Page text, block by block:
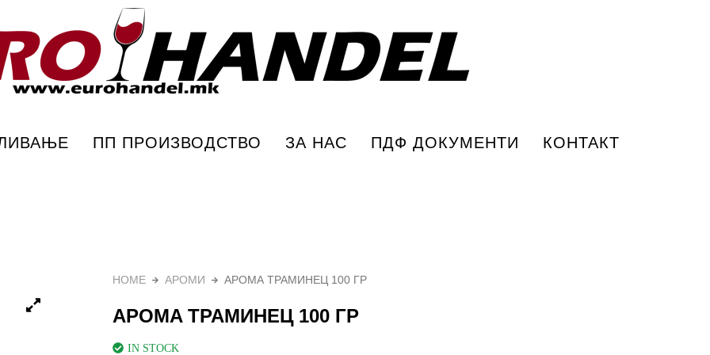
ПП ПРОИЗВОДСТВО ЗА НАС ПДФ ДОКУМЕНТИ КОНТАКТ
HOME АРОМИ АРОМА ТРАМИНЕЦ 100 ГР
АРОМА ТРАМИНЕЦ 100 ГР
IN STOCK